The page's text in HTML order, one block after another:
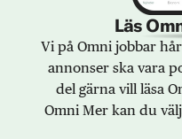
Läs
Vi på Omni jobbar
annonser ska vara
del gärna vill läsa
Omni Mer kan du